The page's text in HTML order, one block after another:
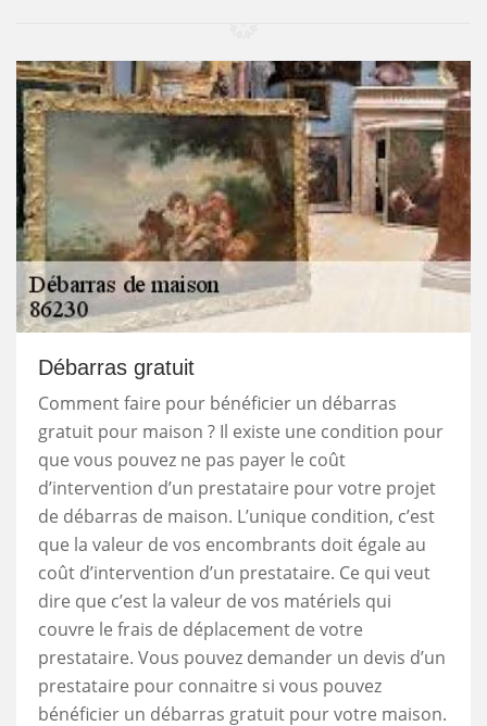
Débarras gratuit
Comment faire pour bénéficier un débarras
gratuit pour maison ? Il existe une condition pour
que vous pouvez ne pas payer le coût
d’intervention d’un prestataire pour votre projet
de débarras de maison. L’unique condition, c’est
que la valeur de vos encombrants doit égale au
coût d’intervention d’un prestataire. Ce qui veut
dire que c’est la valeur de vos matériels qui
couvre le frais de déplacement de votre
prestataire. Vous pouvez demander un devis d’un
prestataire pour connaitre si vous pouvez
bénéficier un débarras gratuit pour votre maison.